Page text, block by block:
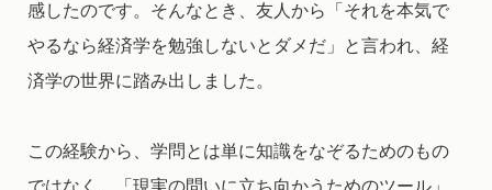
感したのです。そんなとき、友人から「それを本気で
やるなら経済学を勉強しないとダメだ」と言われ、経
済学の世界に踏み出しました。
この経験から、学問とは単に知識をなぞるためのもの